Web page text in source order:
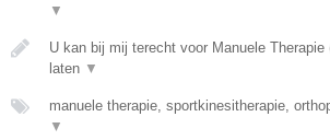
▼
U kan bij mij terecht voor Manuele Therapie
laten ▼
manuele therapie, sportkinesitherapie,
▼